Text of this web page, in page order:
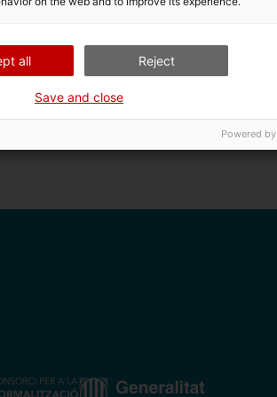
all Reject
Save and close
Powered by